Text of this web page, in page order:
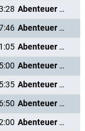
Abenteuer Karibik
Abenteuer Karibik
Abenteuer Karibik
Abenteuer Karibik
Abenteuer Karibik
Abenteuer Karibik
Abenteuer Karibik